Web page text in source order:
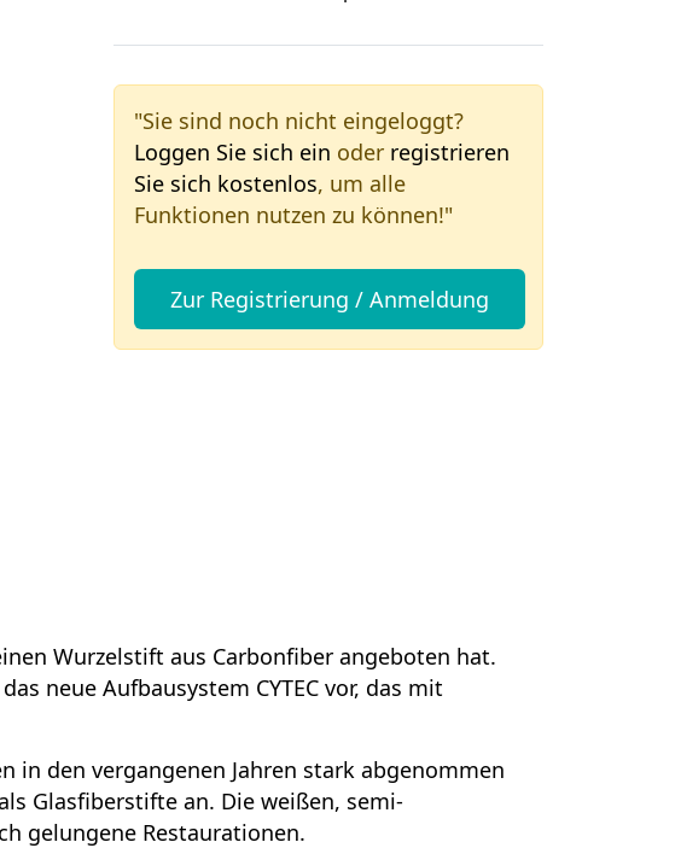
"Sie sind noch nicht eingeloggt?
Loggen Sie sich ein oder registrieren
Sie sich kostenlos, um alle
Funktionen nutzen zu können!"
Zur Registrierung / Anmeldung
Wurzelstift aus Carbonfiber angeboten hat.
neue Aufbausystem CYTEC vor, das mit
in den vergangenen Jahren stark abgenommen
Glasfiberstifte an. Die weißen, semi-
gelungene Restaurationen.